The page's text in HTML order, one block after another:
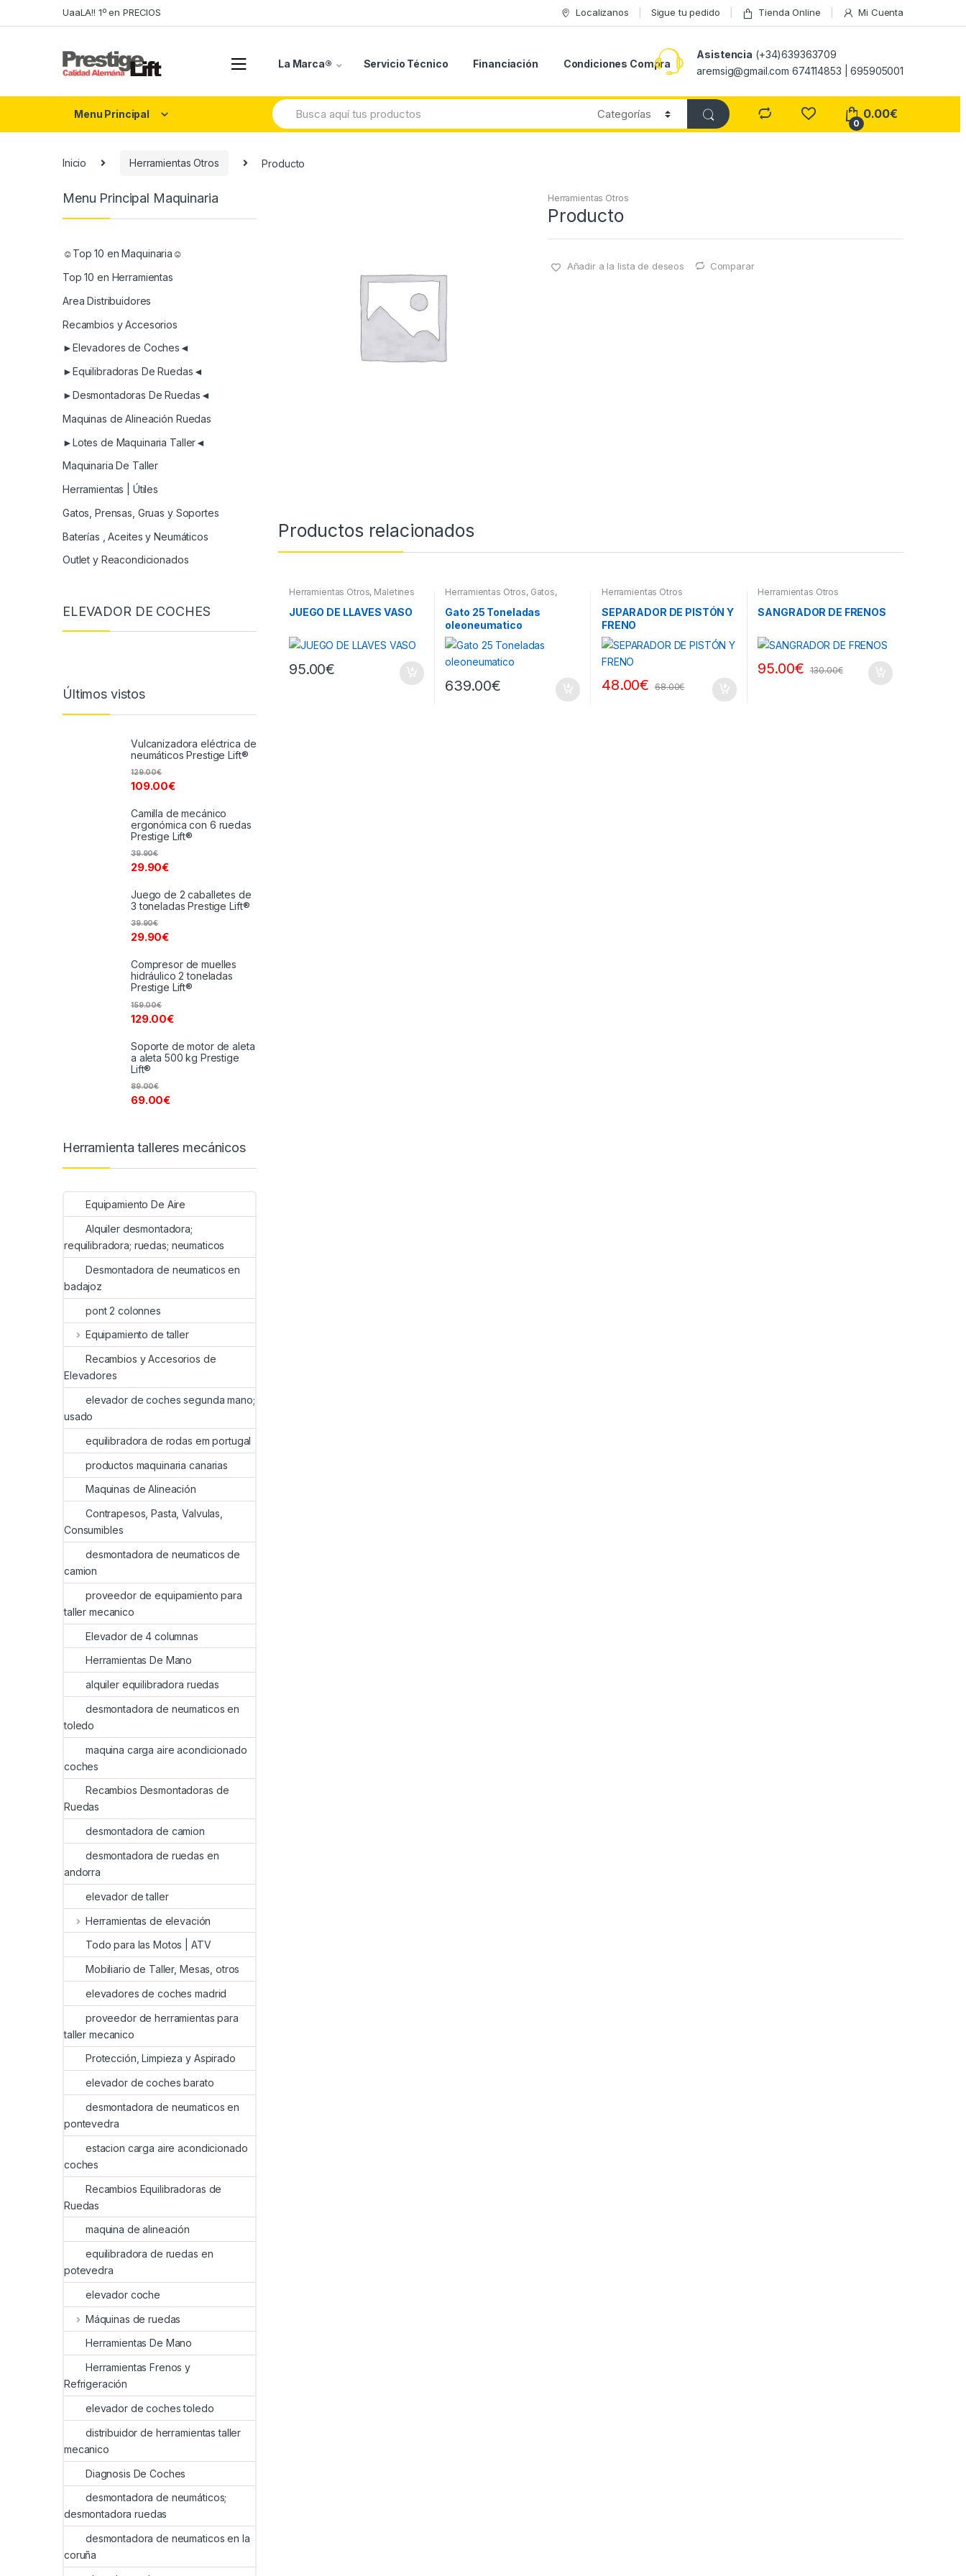
to
to
UaaLA!! 1º en PRECIOS Localizanos Sigue tu pedido Tienda Online Mi Cuenta
La Marca® Servicio Técnico Financiación Condiciones Compra
Asistencia (+34)639363709
aremsig@gmail.com 674114853 | 695905001
Menu Principal
Search
for:
0
0.00€
Inicio Herramientas Otros Producto
Herramientas Otros
Producto
Añadir a la lista de deseos Comparar
Productos relacionados
Herramientas Otros, Maletines
Compresímetros, otros
JUEGO DE LLAVES VASO
95.00€
Herramientas Otros, Gatos,
Gato 25 Toneladas
oleoneumatico
639.00€
Herramientas Otros
SEPARADOR DE PISTÓN Y
FRENO
48.00€ 68.00€
Herramientas Otros
SANGRADOR DE FRENOS
95.00€ 130.00€
Menu Principal Maquinaria
☺Top 10 en Maquinaria☺
Top 10 en Herramientas
Area Distribuidores
Recambios y Accesorios
►Elevadores de Coches◄
►Equilibradoras De Ruedas◄
►Desmontadoras De Ruedas◄
Maquinas de Alineación Ruedas
►Lotes de Maquinaria Taller◄
Maquinaria De Taller
Herramientas | Útiles
Gatos, Prensas, Gruas y Soportes
Baterías , Aceites y Neumáticos
Outlet y Reacondicionados
ELEVADOR DE COCHES
Últimos vistos
Vulcanizadora eléctrica de
neumáticos Prestige Lift®
109.00€
129.00€
Camilla de mecánico
ergonómica con 6 ruedas
Prestige Lift®
29.90€
39.90€
Juego de 2 caballetes de
3 toneladas Prestige Lift®
29.90€
39.90€
Compresor de muelles
hidráulico 2 toneladas
Prestige Lift®
129.00€
159.00€
Soporte de motor de aleta
a aleta 500 kg Prestige
Lift®
69.00€
89.00€
Herramienta talleres mecánicos
Equipamiento De Aire
Alquiler desmontadora;
requilibradora; ruedas; neumaticos
Desmontadora de neumaticos en
badajoz
pont 2 colonnes
Equipamiento de taller
Recambios y Accesorios de
Elevadores
elevador de coches segunda mano;
usado
equilibradora de rodas em portugal
productos maquinaria canarias
Maquinas de Alineación
Contrapesos, Pasta, Valvulas,
Consumibles
desmontadora de neumaticos de
camion
proveedor de equipamiento para
taller mecanico
Elevador de 4 columnas
Herramientas De Mano
alquiler equilibradora ruedas
desmontadora de neumaticos en
toledo
maquina carga aire acondicionado
coches
Recambios Desmontadoras de
Ruedas
desmontadora de camion
desmontadora de ruedas en
andorra
elevador de taller
Herramientas de elevación
Todo para las Motos | ATV
Mobiliario de Taller, Mesas, otros
elevadores de coches madrid
proveedor de herramientas para
taller mecanico
Protección, Limpieza y Aspirado
elevador de coches barato
desmontadora de neumaticos en
pontevedra
estacion carga aire acondicionado
coches
Recambios Equilibradoras de
Ruedas
maquina de alineación
equilibradora de ruedas en
potevedra
elevador coche
Máquinas de ruedas
Herramientas De Mano
Herramientas Frenos y
Refrigeración
elevador de coches toledo
distribuidor de herramientas taller
mecanico
Diagnosis De Coches
desmontadora de neumáticos;
desmontadora ruedas
desmontadora de neumaticos en la
coruña